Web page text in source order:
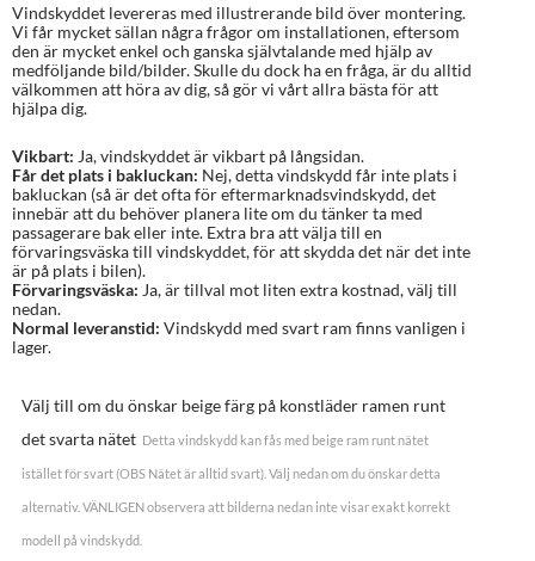
Vindskyddet levereras med illustrerande bild över montering.
Vi får mycket sällan några frågor om installationen, eftersom
den är mycket enkel och ganska självtalande med hjälp av
medföljande bild/bilder. Skulle du dock ha en fråga, är du alltid
välkommen att höra av dig, så gör vi vårt allra bästa för att
hjälpa dig.
Vikbart: Ja, vindskyddet är vikbart på långsidan.
Får det plats i bakluckan: Nej, detta vindskydd får inte plats i
bakluckan (så är det ofta för eftermarknadsvindskydd, det
innebär att du behöver planera lite om du tänker ta med
passagerare bak eller inte. Extra bra att välja till en
förvaringsväska till vindskyddet, för att skydda det när det inte
är på plats i bilen).
Förvaringsväska: Ja, är tillval mot liten extra kostnad, välj till
nedan.
Normal leveranstid: Vindskydd med svart ram finns vanligen i
lager.
Välj till om du önskar beige färg på konstläder ramen runt
det svarta nätet Detta vindskydd kan fås med beige ram runt nätet
istället för svart (OBS Nätet är alltid svart). Välj nedan om du önskar detta
alternativ. VÄNLIGEN observera att bilderna nedan inte visar exakt korrekt
modell på vindskydd.